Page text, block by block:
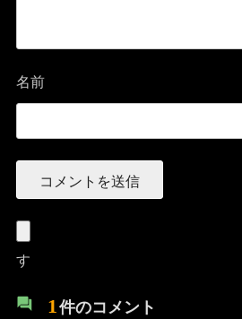
名前
す
1件のコメント